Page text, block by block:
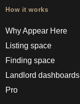
How it works
Why Appear Here
Listing space
Finding space
Landlord dashboards
Pro